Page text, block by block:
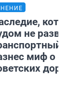
не
миф о